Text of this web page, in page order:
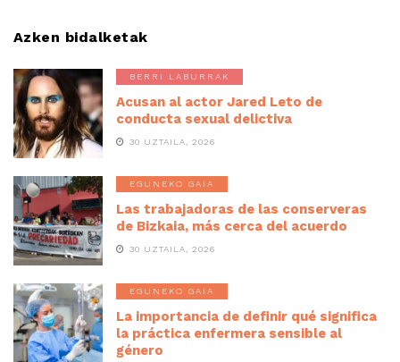
Azken bidalketak
BERRI LABURRAK
Acusan al actor Jared Leto de
conducta sexual delictiva
30 UZTAILA, 2026
EGUNEKO GAIA
Las trabajadoras de las conserveras
de Bizkaia, más cerca del acuerdo
30 UZTAILA, 2026
EGUNEKO GAIA
La importancia de definir qué significa
la práctica enfermera sensible al
género